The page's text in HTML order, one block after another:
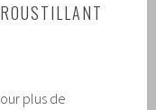
plus de